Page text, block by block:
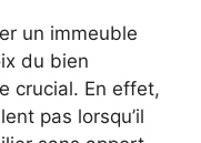
un immeuble
du bien
crucial. En effet,
pas lorsqu’il